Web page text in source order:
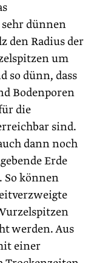
dünnen
den Radius der
um
so dünn, dass
Bodenporen
die
sind.
dann noch
Erde
So können
werden. Aus
einer